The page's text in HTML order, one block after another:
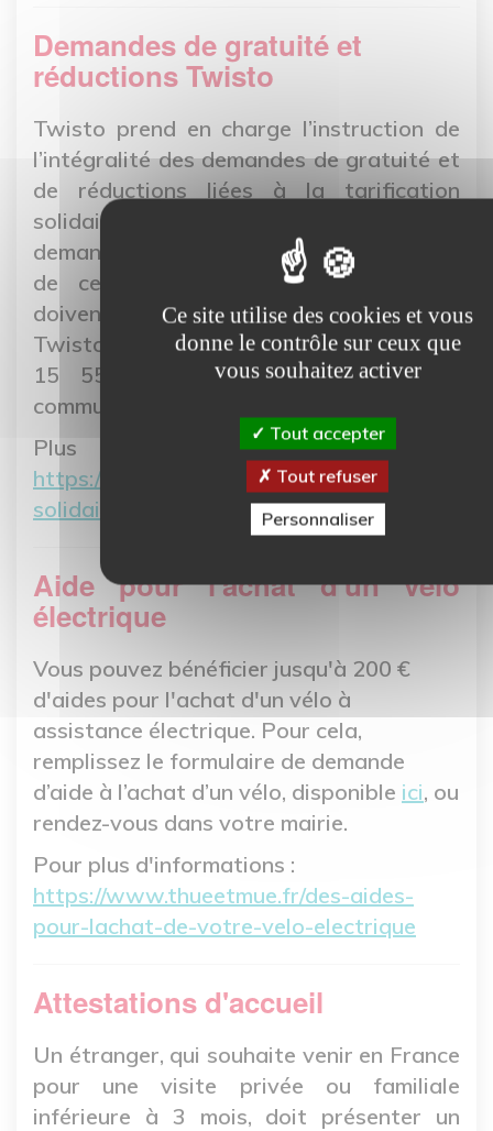
Demandes de gratuité et
réductions Twisto
Twisto prend en charge l’instruction de
l’intégralité des demandes de gratuité et
de réductions liées à la tarification
solidaire, y compris pour les 1eres
demandes. Les mairies sont déchargées
de ces instructions. Les demandeurs
doivent se rendre à l’agence mobilité
Twisto 51 rue de l’Oratoire à Caen (02 31
15 55 55 ou clients@twisto.fr). La
commune garde un rôle de conseil.
Plus d’informations :
https://www.twisto.fr/tarifs/tarif-
solidaire.html
Aide pour l'achat d'un vélo
électrique
Vous pouvez bénéficier jusqu'à 200 €
d'aides pour l'achat d'un vélo à
assistance électrique. Pour cela,
remplissez le formulaire de demande
d’aide à l’achat d’un vélo, disponible ici, ou
rendez-vous dans votre mairie.
Pour plus d'informations :
https://www.thueetmue.fr/des-aides-
pour-lachat-de-votre-velo-electrique
Attestations d'accueil
Un étranger, qui souhaite venir en France
pour une visite privée ou familiale
inférieure à 3 mois, doit présenter un
Ce site utilise des cookies et vous
donne le contrôle sur ceux que
vous souhaitez activer
Tout accepter
Tout refuser
Personnaliser